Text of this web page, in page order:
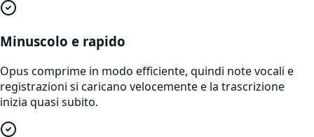
Minuscolo e rapido
Opus comprime in modo efficiente, quindi note vocali e
registrazioni si caricano velocemente e la trascrizione
inizia quasi subito.